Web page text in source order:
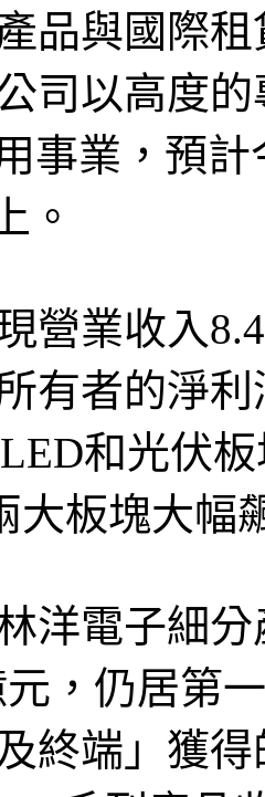
品與國際
司以高度
事業，預
。
營業收入
有者的淨
和光伏
大板塊大幅
洋電子細
元，仍居第
終端」獲